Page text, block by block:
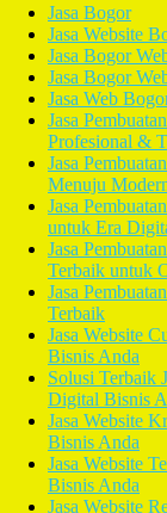
Jasa Bogor
Jasa Website
Jasa Bogor
Jasa Bogor
Jasa Web
Jasa
Profesional &
Jasa
Menuju
Jasa
untuk Era
Jasa
Terbaik untuk
Jasa
Terbaik
Jasa Website
Bisnis Anda
Solusi Terbaik
Digital Bisnis
Jasa Website
Bisnis Anda
Jasa Website
Bisnis Anda
Jasa Website